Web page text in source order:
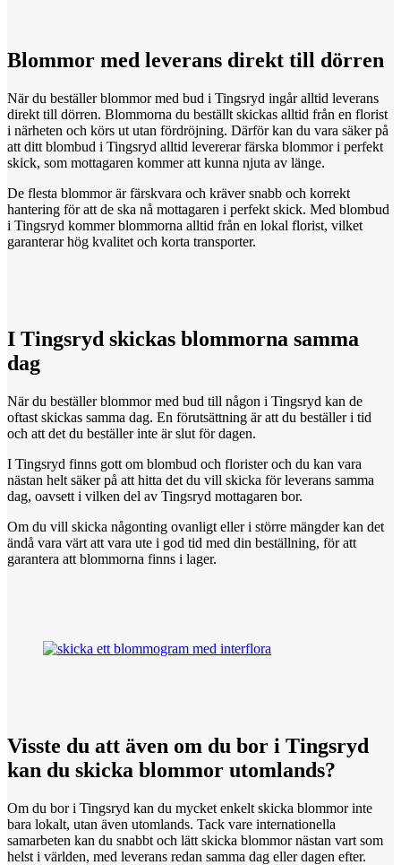
Blommor med leverans direkt till dörren
När du beställer blommor med bud i Tingsryd ingår alltid leverans
direkt till dörren. Blommorna du beställt skickas alltid från en florist
i närheten och körs ut utan fördröjning. Därför kan du vara säker på
att ditt blombud i Tingsryd alltid levererar färska blommor i perfekt
skick, som mottagaren kommer att kunna njuta av länge.
De flesta blommor är färskvara och kräver snabb och korrekt
hantering för att de ska nå mottagaren i perfekt skick. Med blombud
i Tingsryd kommer blommorna alltid från en lokal florist, vilket
garanterar hög kvalitet och korta transporter.
I Tingsryd skickas blommorna samma
dag
När du beställer blommor med bud till någon i Tingsryd kan de
oftast skickas samma dag. En förutsättning är att du beställer i tid
och att det du beställer inte är slut för dagen.
I Tingsryd finns gott om blombud och florister och du kan vara
nästan helt säker på att hitta det du vill skicka för leverans samma
dag, oavsett i vilken del av Tingsryd mottagaren bor.
Om du vill skicka någonting ovanligt eller i större mängder kan det
ändå vara värt att vara ute i god tid med din beställning, för att
garantera att blommorna finns i lager.
Visste du att även om du bor i Tingsryd
kan du skicka blommor utomlands?
Om du bor i Tingsryd kan du mycket enkelt skicka blommor inte
bara lokalt, utan även utomlands. Tack vare internationella
samarbeten kan du snabbt och lätt skicka blommor nästan vart som
helst i världen, med leverans redan samma dag eller dagen efter.